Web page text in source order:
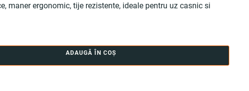
maner ergonomic, tije rezistente, ideale pentru uz casnic si
ADAUGĂ ÎN COȘ